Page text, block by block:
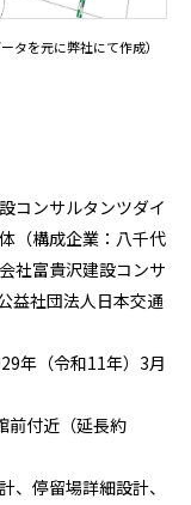
タを元に弊社にて作成）
コンサルタンツダイ
（構成企業：八千代
社富貴沢建設コンサ
益社団法人日本交通
年（令和11年） 3月
前付近（延長約
、停留場詳細設計、